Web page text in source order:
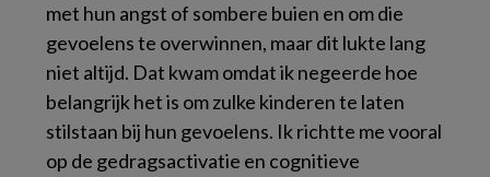
met hun angst of sombere buien en om die
gevoelens te overwinnen, maar dit lukte lang
niet altijd. Dat kwam omdat ik negeerde hoe
belangrijk het is om zulke kinderen te laten
stilstaan bij hun gevoelens. Ik richtte me vooral
op de gedragsactivatie en cognitieve